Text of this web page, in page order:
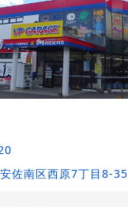
佐南区西原7丁目8-35